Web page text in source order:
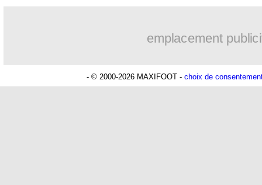
30/11 Rennes: objectif rempli pour Stéphan
emplacement
- © 2000-2026 MAXIFOOT - choix de